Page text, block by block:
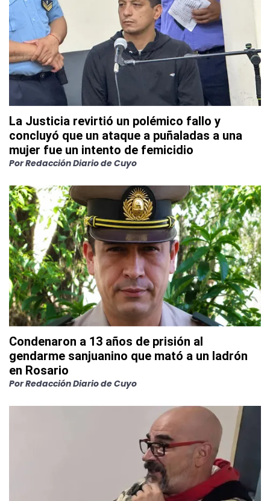
La Justicia revirtió un polémico fallo y
concluyó que un ataque a puñaladas a una
mujer fue un intento de femicidio
PorRedacción Diario de Cuyo
Condenaron a 13 años de prisión al
gendarme sanjuanino que mató a un ladrón
en Rosario
PorRedacción Diario de Cuyo